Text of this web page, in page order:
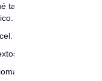
tan bueno